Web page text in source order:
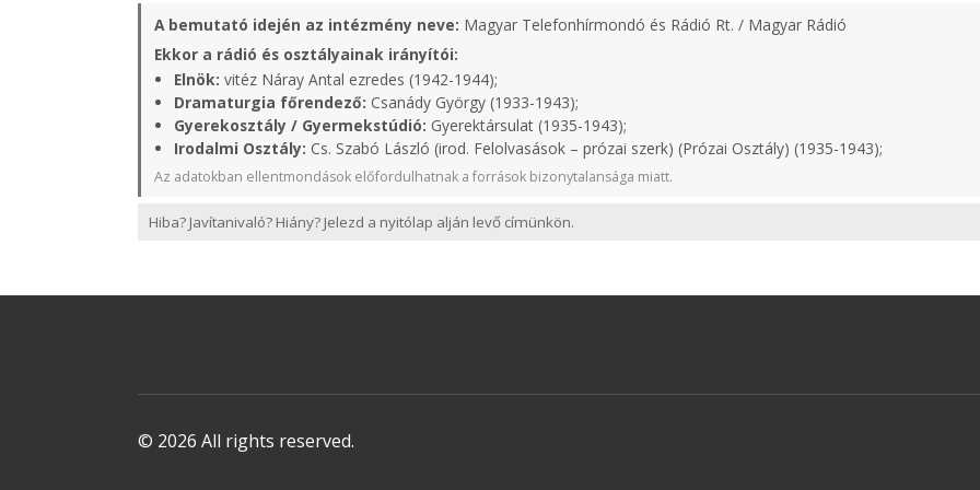
A bemutató idején az intézmény neve: Magyar Telefonhírmondó és Rádió Rt. / Magyar Rádió
Ekkor a rádió és osztályainak irányítói:
Elnök: vitéz Náray Antal ezredes (1942-1944);
Dramaturgia főrendező: Csanády György (1933-1943);
Gyerekosztály / Gyermekstúdió: Gyerektársulat (1935-1943);
Irodalmi Osztály: Cs. Szabó László (irod. Felolvasások – prózai szerk) (Prózai Osztály) (1935-1943);
Az adatokban ellentmondások előfordulhatnak a források bizonytalansága miatt.
Hiba? Javítanivaló? Hiány? Jelezd a nyitólap alján levő címünkön.
© 2026 All rights reserved.